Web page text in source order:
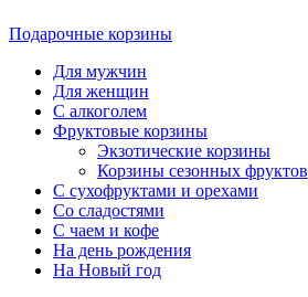
Подарочные корзины
Для мужчин
Для женщин
С алкоголем
Фруктовые корзины
Экзотические корзины
Корзины сезонных фруктов
С сухофруктами и орехами
Со сладостями
С чаем и кофе
На день рождения
На Новый год